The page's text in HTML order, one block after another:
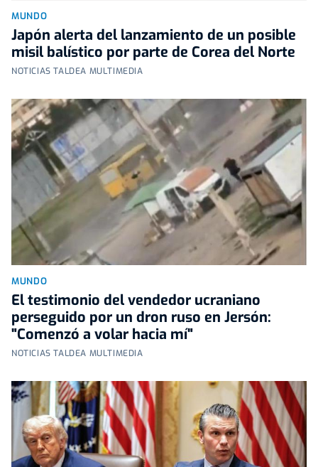
MUNDO
Japón alerta del lanzamiento de un posible
misil balístico por parte de Corea del Norte
NOTICIAS TALDEA MULTIMEDIA
MUNDO
El testimonio del vendedor ucraniano
perseguido por un dron ruso en Jersón:
"Comenzó a volar hacia mí"
NOTICIAS TALDEA MULTIMEDIA